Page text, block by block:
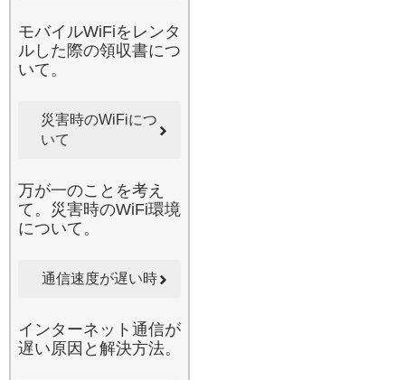
定しています。不特定多数
が接続して速度が低下しや
すい駅やカフェのネットワ
なくインターネットをご利
用いただけます。セキュリ
レワークやリモート授業な
どで機密情報を扱う場合で
も安心してお使いいただけ
る設計です。小田原周辺な
移動中の新幹線内でもスム
お届けします。
2026.5.26
モバイルWiFiをレンタ
ルした際の領収書につ
いて。
災害時のWiFiにつ
いて
万が一のことを考え
て。災害時のWiFi環境
について。
通信速度が遅い時
インターネット通信が
遅い原因と解決方法。